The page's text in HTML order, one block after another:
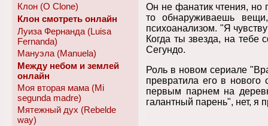
Клон (O Clone)
Клон смотреть онлайн
Луиза Фернанда (Luisa
Fernanda)
Мануэла (Manuela)
Между небом и землей
онлайн
Моя вторая мама (Mi
segunda madre)
Мятежный дух (Rebelde
way)
Он не фанатик чтения, но
то обнаруживаешь
психоанализом. "Я
Когда ты звезда, на тебе
Сегундо.
Роль в новом сериале
превратила его в нового
первым парнем на
галантный парень", нет, я